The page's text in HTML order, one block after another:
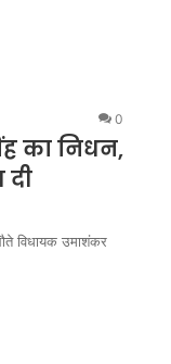
0
का निधन,
विधायक उमाशंकर